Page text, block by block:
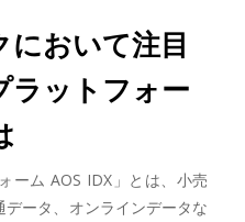
において注目
ラットフォー
ーム AOS IDX」とは、小売
ータ、オンラインデータな